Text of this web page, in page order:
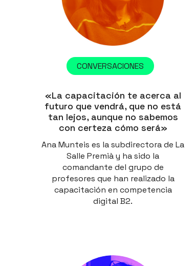
CONVERSACIONES
«La capacitación te acerca al
futuro que vendrá, que no está
tan lejos, aunque no sabemos
con certeza cómo será»
Ana Munteis es la subdirectora de La
Salle Premià y ha sido la
comandante del grupo de
profesores que han realizado la
capacitación en competencia
digital B2.